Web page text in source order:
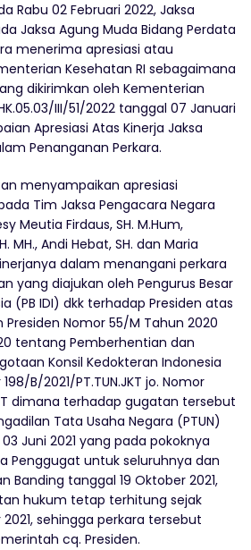
Rabu 02 Februari 2022, Jaksa
Jaksa Agung Muda Bidang Perdata
menerima apresiasi atau
Kesehatan RI sebagaimana
dikirimkan oleh Kementerian
III/51/2022 tanggal 07 Januari
Apresiasi Atas Kinerja Jaksa
Penanganan Perkara.
menyampaikan apresiasi
Tim Jaksa Pengacara Negara
Meutia Firdaus, SH. M.Hum,
MH., Andi Hebat, SH. dan Maria
dalam menangani perkara
yang diajukan oleh Pengurus Besar
(PB IDI) dkk terhadap Presiden atas
Nomor 55/M Tahun 2020
tentang Pemberhentian dan
Konsil Kedokteran Indonesia
B/2021/PT.TUN.JKT jo. Nomor
dimana terhadap gugatan tersebut
Tata Usaha Negara (PTUN)
Juni 2021 yang pada pokoknya
Penggugat untuk seluruhnya dan
Banding tanggal 19 Oktober 2021,
hukum tetap terhitung sejak
sehingga perkara tersebut
cq. Presiden.